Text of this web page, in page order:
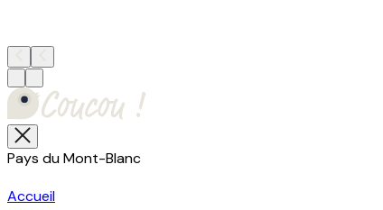
Pays du Mont-Blanc
Accueil